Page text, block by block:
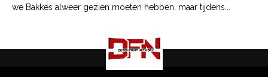
we Bakkes alweer gezien moeten hebben, maar tijdens...